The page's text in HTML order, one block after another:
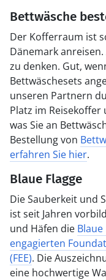
Bettwäsche
Der Kofferraum ist
Dänemark
zu denken. Gut,
Bettwäschesets
unseren Partnern
Platz im
was Sie an
Bestellung von
erfahren Sie hier.
Blaue Flagge
Die Sauberkeit und
ist seit Jahren
und Häfen die
engagierten
(FEE). Die
eine hochwertige